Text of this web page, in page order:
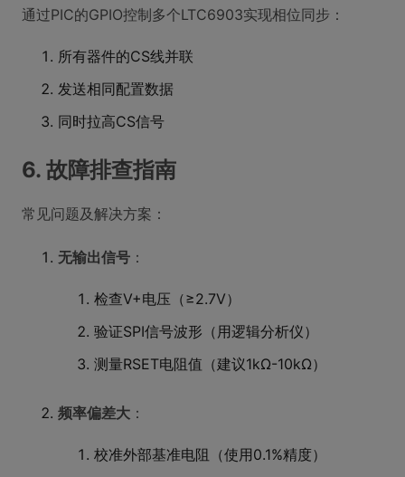
通过PIC的GPIO控制多个LTC6903实现相位同步：
所有器件的CS线并联
发送相同配置数据
同时拉高CS信号
6. 故障排查指南
常见问题及解决方案：
无输出信号 ：
检查V+电压（≥2.7V）
验证SPI信号波形（用逻辑分析仪）
测量RSET电阻值（建议1kΩ-10kΩ）
频率偏差大 ：
校准外部基准电阻（使用0.1%精度）